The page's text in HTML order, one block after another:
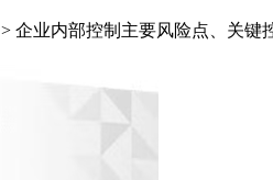
> 企业内部控制主要风险点、关键